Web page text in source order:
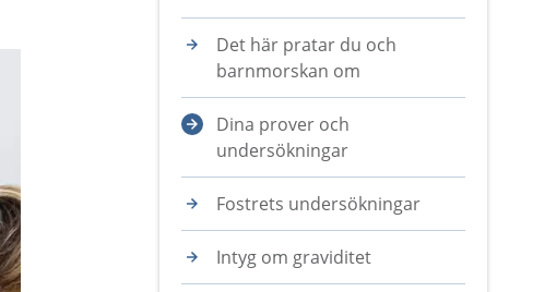
Det här pratar du och
barnmorskan om
Dina prover och
undersökningar
Fostrets undersökningar
Intyg om graviditet